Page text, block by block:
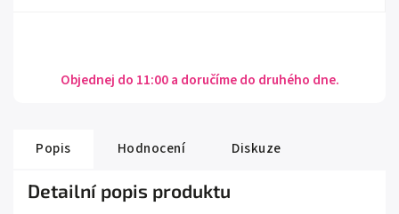
Objednej do 11:00 a doručíme do druhého dne.
Popis Hodnocení Diskuze
Detailní popis produktu